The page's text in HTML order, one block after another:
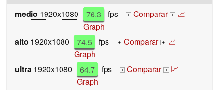
medio 1920x1080 76.3 fps + Comparar + 📈
Graph
alto 1920x1080 74.5 fps + Comparar + 📈
Graph
ultra 1920x1080 64.7 fps + Comparar + 📈
Graph